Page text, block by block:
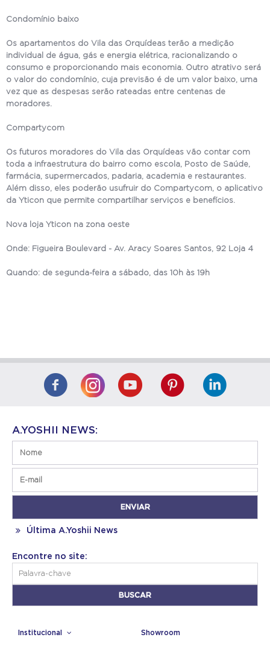
Condomínio baixo
Os apartamentos do Vila das Orquídeas terão a medição
individual de água, gás e energia elétrica, racionalizando o
consumo e proporcionando mais economia. Outro atrativo será
o valor do condomínio, cuja previsão é de um valor baixo, uma
vez que as despesas serão rateadas entre centenas de
moradores.
Compartycom
Os futuros moradores do Vila das Orquídeas vão contar com
toda a infraestrutura do bairro como escola, Posto de Saúde,
farmácia, supermercados, padaria, academia e restaurantes.
Além disso, eles poderão usufruir do Compartycom, o aplicativo
da Yticon que permite compartilhar serviços e benefícios.
Nova loja Yticon na zona oeste
Onde: Figueira Boulevard - Av. Aracy Soares Santos, 92 Loja 4
Quando: de segunda-feira a sábado, das 10h às 19h
A.YOSHII NEWS:
Última A.Yoshii News
Encontre no site:
Institucional Showroom